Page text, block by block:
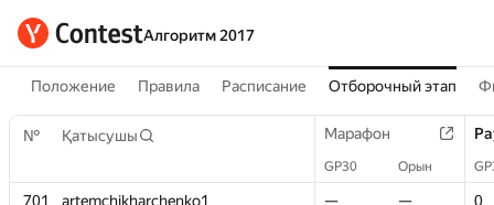
Алгоритм 2017
Положение Правила Расписание Отборочный этап
№ Қатысушы Марафон
GP30 Орын
701 artemchikharchenko1 — —
0
№ Қатысушы Марафон
GP30 Орын
701 artemchikharchenko1 — —
0